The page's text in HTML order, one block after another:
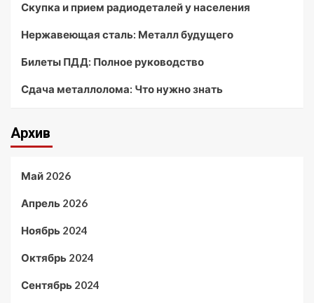
Скупка и прием радиодеталей у населения
Нержавеющая сталь: Металл будущего
Билеты ПДД: Полное руководство
Сдача металлолома: Что нужно знать
Архив
Май 2026
Апрель 2026
Ноябрь 2024
Октябрь 2024
Сентябрь 2024